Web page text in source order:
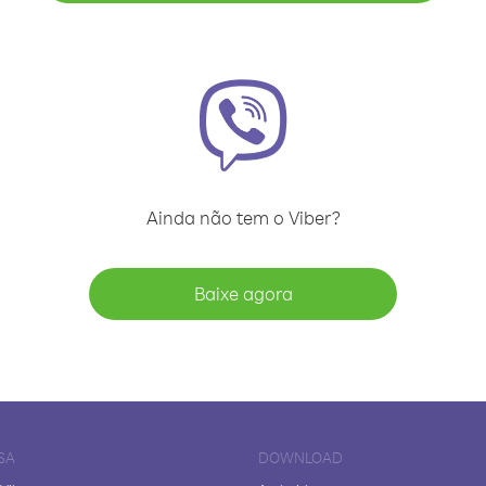
Ainda não tem o Viber?
Baixe agora
DOWNLOAD